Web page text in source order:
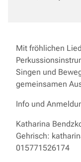
Mit fröhlichen
Singen und
gemeinsamen
Info und
Katharina
Gehrisch:
015771526174